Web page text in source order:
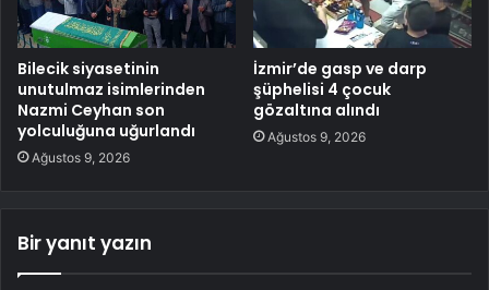
Bilecik siyasetinin
unutulmaz isimlerinden
Nazmi Ceyhan son
yolculuğuna uğurlandı
Ağustos 9, 2026
İzmir’de gasp ve darp
şüphelisi 4 çocuk
gözaltına alındı
Ağustos 9, 2026
Bir yanıt yazın